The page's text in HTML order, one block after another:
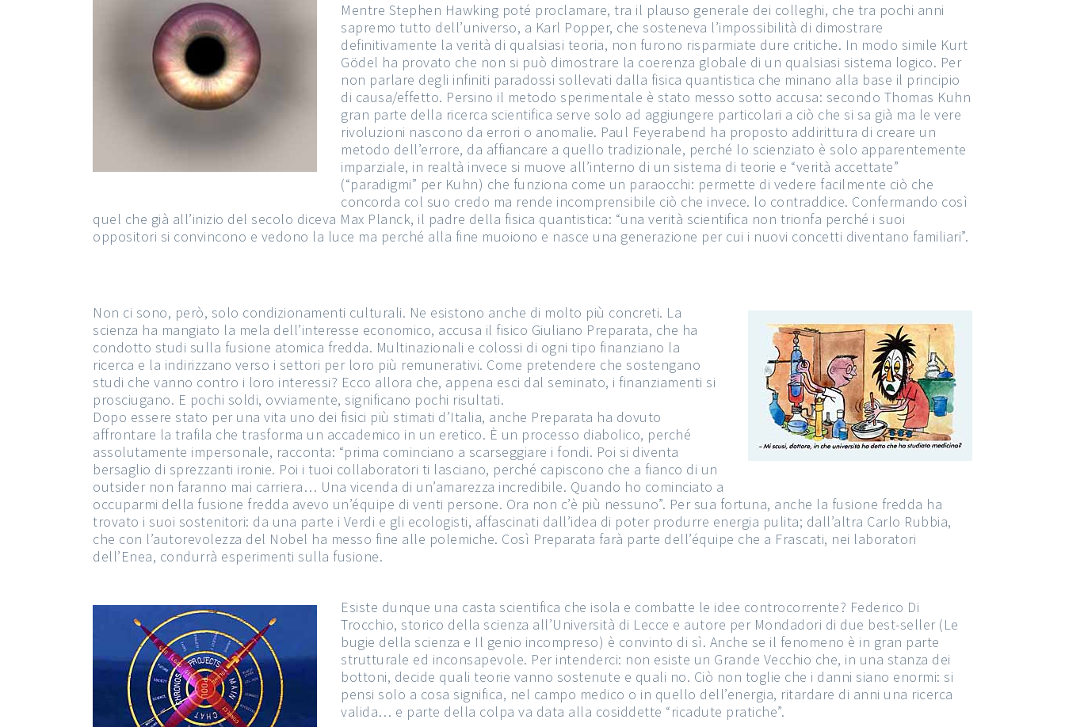
Mentre Stephen Hawking poté proclamare, tra il plauso generale dei colleghi, che tra pochi anni
sapremo tutto dell’universo, a Karl Popper, che sosteneva l’impossibilità di dimostrare
definitivamente la verità di qualsiasi teoria, non furono risparmiate dure critiche. In modo simile Kurt
Gödel ha provato che non si può dimostrare la coerenza globale di un qualsiasi sistema logico. Per
non parlare degli infiniti paradossi sollevati dalla fisica quantistica che minano alla base il principio
di causa/effetto. Persino il metodo sperimentale è stato messo sotto accusa: secondo Thomas Kuhn
gran parte della ricerca scientifica serve solo ad aggiungere particolari a ciò che si sa già ma le vere
rivoluzioni nascono da errori o anomalie. Paul Feyerabend ha proposto addirittura di creare un
metodo dell’errore, da affiancare a quello tradizionale, perché lo scienziato è solo apparentemente
imparziale, in realtà invece si muove all’interno di un sistema di teorie e “verità accettate”
(“paradigmi” per Kuhn) che funziona come un paraocchi: permette di vedere facilmente ciò che
concorda col suo credo ma rende incomprensibile ciò che invece. lo contraddice. Confermando così
quel che già all’inizio del secolo diceva Max Planck, il padre della fisica quantistica: “una verità scientifica non trionfa perché i suoi
oppositori si convincono e vedono la luce ma perché alla fine muoiono e nasce una generazione per cui i nuovi concetti diventano familiari”.
Non ci sono, però, solo condizionamenti culturali. Ne esistono anche di molto più concreti. La
scienza ha mangiato la mela dell’interesse economico, accusa il fisico Giuliano Preparata, che ha
condotto studi sulla fusione atomica fredda. Multinazionali e colossi di ogni tipo finanziano la
ricerca e la indirizzano verso i settori per loro più remunerativi. Come pretendere che sostengano
studi che vanno contro i loro interessi? Ecco allora che, appena esci dal seminato, i finanziamenti si
prosciugano. E pochi soldi, ovviamente, significano pochi risultati.
Dopo essere stato per una vita uno dei fisici più stimati d’Italia, anche Preparata ha dovuto
affrontare la trafila che trasforma un accademico in un eretico. È un processo diabolico, perché
assolutamente impersonale, racconta: “prima cominciano a scarseggiare i fondi. Poi si diventa
bersaglio di sprezzanti ironie. Poi i tuoi collaboratori ti lasciano, perché capiscono che a fianco di un
outsider non faranno mai carriera… Una vicenda di un’amarezza incredibile. Quando ho cominciato a
occuparmi della fusione fredda avevo un’équipe di venti persone. Ora non c’è più nessuno”. Per sua fortuna, anche la fusione fredda ha
trovato i suoi sostenitori: da una parte i Verdi e gli ecologisti, affascinati dall’idea di poter produrre energia pulita; dall’altra Carlo Rubbia,
che con l’autorevolezza del Nobel ha messo fine alle polemiche. Così Preparata farà parte dell’équipe che a Frascati, nei laboratori
dell’Enea, condurrà esperimenti sulla fusione.
Esiste dunque una casta scientifica che isola e combatte le idee controcorrente? Federico Di
Trocchio, storico della scienza all’Università di Lecce e autore per Mondadori di due best-seller (Le
bugie della scienza e Il genio incompreso) è convinto di sì. Anche se il fenomeno è in gran parte
strutturale ed inconsapevole. Per intenderci: non esiste un Grande Vecchio che, in una stanza dei
bottoni, decide quali teorie vanno sostenute e quali no. Ciò non toglie che i danni siano enormi: si
pensi solo a cosa significa, nel campo medico o in quello dell’energia, ritardare di anni una ricerca
valida… e parte della colpa va data alla cosiddette “ricadute pratiche”.